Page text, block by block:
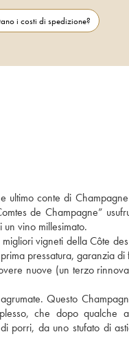
i costi di spedizione?
ultimo conte di
de Champagne”
vino millesimato.
vigneti della Côte
pressatura, garanzia di
nuove (un terzo
Questo
che dopo qualche
porri, da uno stufato di